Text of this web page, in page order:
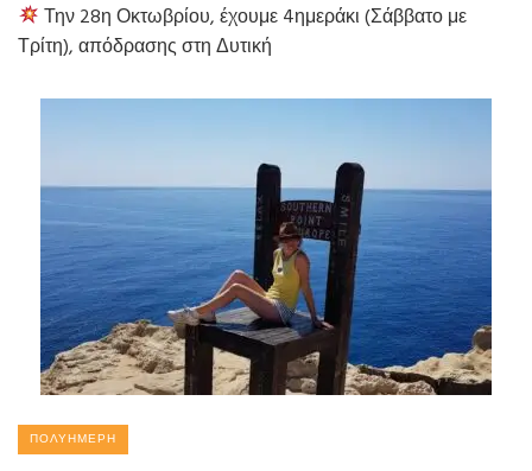
Την 28η Οκτωβρίου, έχουμε 4ημεράκι (Σάββατο με
Τρίτη), απόδρασης στη Δυτική
ΠΟΛΥΉΜΕΡΗ